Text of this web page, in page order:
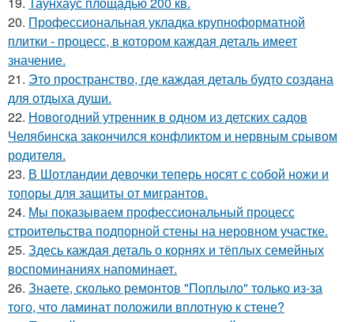
20. Профессиональная укладка крупноформатной
плитки - процесс, в котором каждая деталь имеет
значение.
21. Это пространство, где каждая деталь будто создана
для отдыха души.
22. Новогодний утренник в одном из детских садов
Челябинска закончился конфликтом и нервным срывом
родителя.
23. В Шотландии девочки теперь носят с собой ножи и
топоры для защиты от мигрантов.
24. Мы показываем профессиональный процесс
строительства подпорной стены на неровном участке.
25. Здесь каждая деталь о корнях и тёплых семейных
воспоминаниях напоминает.
26. Знаете, сколько ремонтов "Поплыло" только из-за
того, что ламинат положили вплотную к стене?